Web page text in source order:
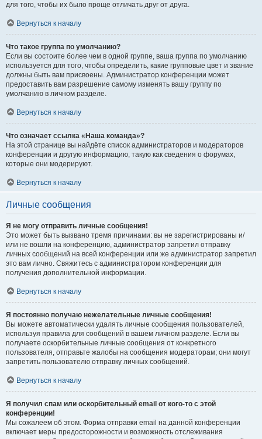
для того, чтобы их было проще отличать друг от друга.
Вернуться к началу
Что такое группа по умолчанию?
Если вы состоите более чем в одной группе, ваша группа по умолчанию
используется для того, чтобы определить, какие групповые цвет и звание
должны быть вам присвоены. Администратор конференции может
предоставить вам разрешение самому изменять вашу группу по
умолчанию в личном разделе.
Вернуться к началу
Что означает ссылка «Наша команда»?
На этой странице вы найдёте список администраторов и модераторов
конференции и другую информацию, такую как сведения о форумах,
которые они модерируют.
Вернуться к началу
Личные сообщения
Я не могу отправить личные сообщения!
Это может быть вызвано тремя причинами: вы не зарегистрированы и/
или не вошли на конференцию, администратор запретил отправку
личных сообщений на всей конференции или же администратор запретил
это вам лично. Свяжитесь с администратором конференции для
получения дополнительной информации.
Вернуться к началу
Я постоянно получаю нежелательные личные сообщения!
Вы можете автоматически удалять личные сообщения пользователей,
используя правила для сообщений в вашем личном разделе. Если вы
получаете оскорбительные личные сообщения от конкретного
пользователя, отправьте жалобы на сообщения модераторам; они могут
запретить пользователю отправку личных сообщений.
Вернуться к началу
Я получил спам или оскорбительный email от кого-то с этой
конференции!
Мы сожалеем об этом. Форма отправки email на данной конференции
включает меры предосторожности и возможность отслеживания